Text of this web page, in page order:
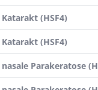
(HSF4)
(HSF4)
Parakeratose